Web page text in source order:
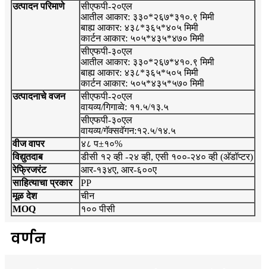
उत्पादन परिमाणे
सीएफपी-२०एल
आतील आकार: ३३०*२६७*३१०.९ मिमी
बाह्य आकार: ४३८*३६५*४०५ मिमी
कार्टन आकार: ५०५*४३५*४७० मिमी
सीएफपी-३०एल
आतील आकार: ३३०*२६७*४१०.९ मिमी
बाह्य आकार: ४३८*३६५*५०५ मिमी
कार्टन आकार: ५०५*४३५*५७० मिमी
उत्पादनाचे वजन
सीएफपी-२०एल
वायव्य/गिगाव्वे: ११.५/१३.५
सीएफपी-३०एल
वायव्य/गॅक्सवॅगन:१२.५/१४.५
वीज वापर
४८ प±१०%
विद्युतदाब
डीसी १२ व्ही -२४ व्ही, एसी १००-२४० व्ही (अ‍ॅडॉप्टर)
रेफ्रिजरंट
आर-१३४ए, आर-६००ए
साहित्याचा प्रकार
PP
मूळ देश
चीन
MOQ
१०० पीसी
वर्णन